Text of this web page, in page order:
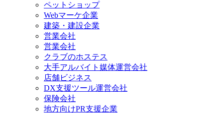
ペットショップ
Webマーケ企業
建築・建設企業
営業会社
営業会社
クラブのホステス
大手アルバイト媒体運営会社
店舗ビジネス
DX支援ツール運営会社
保険会社
地方向けPR支援企業